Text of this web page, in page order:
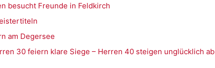
besucht Freunde in Feldkirch
am Degersee
30 feiern klare Siege – Herren 40 steigen unglücklich ab